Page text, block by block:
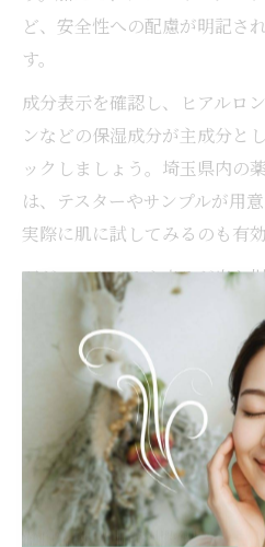
ど、安全性への配慮が明記さ
す。
成分表示を確認し、ヒアルロ
ンなどの保湿成分が主成分と
ックしましょう。埼玉県内の
は、テスターやサンプルが用
実際に肌に試してみるのも有効
万が一、かゆみや赤みが出た
し、必要に応じて皮膚科を受
選びと肌状態の観察が、トラ
実感するポイントです。
乾燥肌の悩みをすぐに解消す
乾燥肌の悩みをすぐに解消し
できる保湿術を取り入れるこ